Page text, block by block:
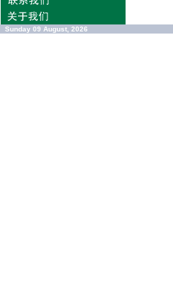
Sunday 09 August, 2026